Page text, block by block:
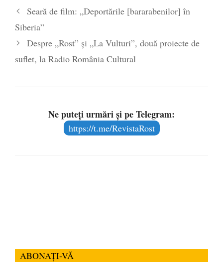
protejeze resursele - 11 august 2025
Seară de film: „Deportările [bararabenilor] în
Siberia”
Despre „Rost” şi „La Vulturi”, două proiecte de
suflet, la Radio România Cultural
Ne puteți urmări și pe Telegram:
https://t.me/RevistaRost
ABONAȚI-VĂ